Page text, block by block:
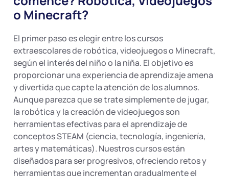
o Minecraft?
El primer paso es elegir entre los cursos
extraescolares de robótica, videojuegos o Minecraft,
según el interés del niño o la niña. El objetivo es
proporcionar una experiencia de aprendizaje amena
y divertida que capte la atención de los alumnos.
Aunque parezca que se trate simplemente de jugar,
la robótica y la creación de videojuegos son
herramientas efectivas para el aprendizaje de
conceptos STEAM (ciencia, tecnología, ingeniería,
artes y matemáticas). Nuestros cursos están
diseñados para ser progresivos, ofreciendo retos y
herramientas que incrementan gradualmente el